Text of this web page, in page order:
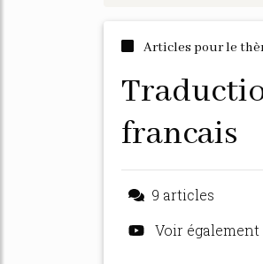
Articles pour le
traduction en ligne de l anglais au
francais
9 articles
Voir également